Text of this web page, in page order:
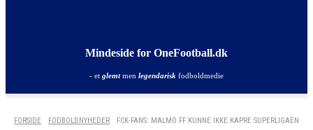
Mindeside for OneFootball.dk
- et glemtmen legendarisk fodboldmedie
FORSIDE FODBOLDNYHEDER FCK-FANS: MALMÖ FF KUNNE IKKE KAPRE SUPERLIGAEN